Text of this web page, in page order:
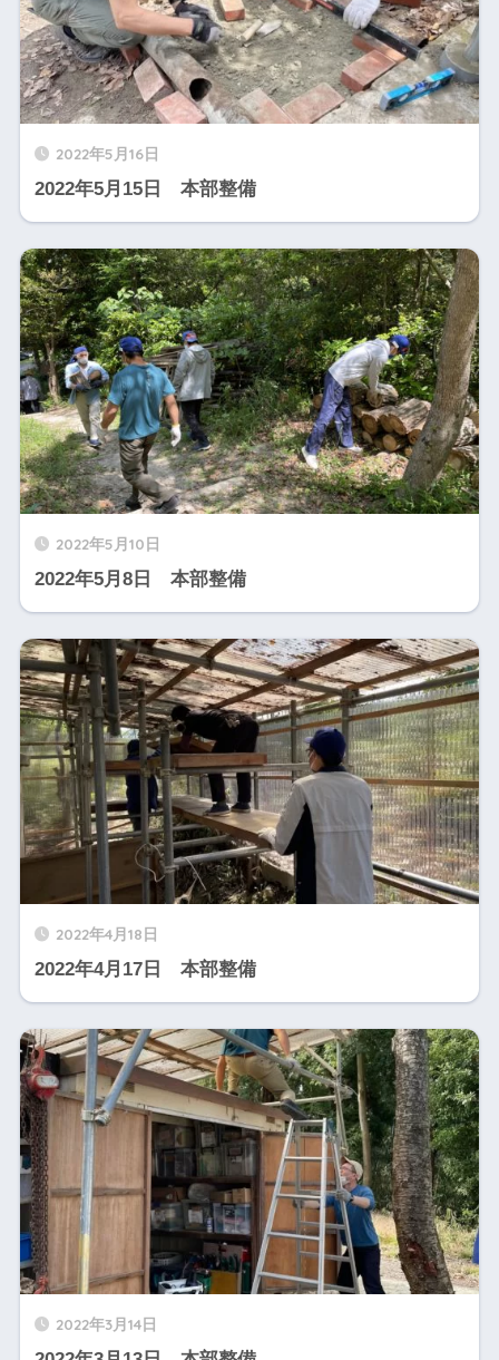
2022年5月16日
2022年5月15日 本部整備
2022年5月10日
2022年5月8日 本部整備
2022年4月18日
2022年4月17日 本部整備
2022年3月14日